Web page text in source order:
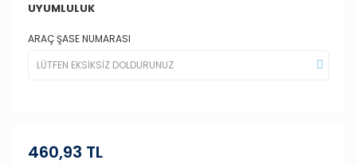
UYUMLULUK
ARAÇ ŞASE NUMARASI
460,93 TL